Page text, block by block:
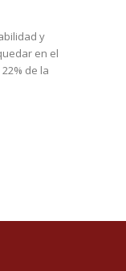
y
en el
de la